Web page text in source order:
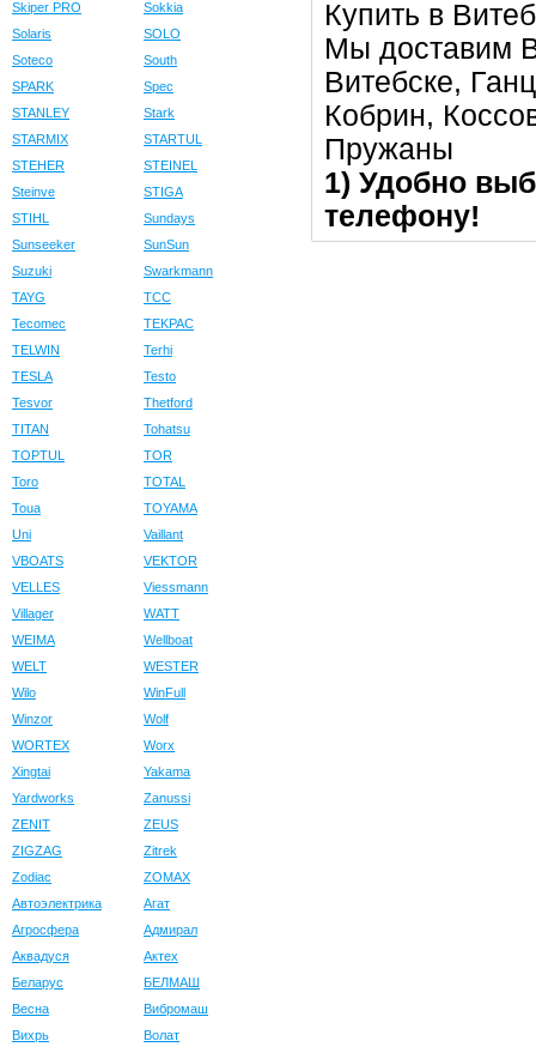
Skiper PRO
Sokkia
Solaris
SOLO
Soteco
South
SPARK
Spec
STANLEY
Stark
STARMIX
STARTUL
STEHER
STEINEL
Steinve
STIGA
STIHL
Sundays
Sunseeker
SunSun
Suzuki
Swarkmann
TAYG
TCC
Tecomec
TEKPAC
TELWIN
Terhi
TESLA
Testo
Tesvor
Thetford
TITAN
Tohatsu
TOPTUL
TOR
Toro
TOTAL
Toua
TOYAMA
Uni
Vaillant
VBOATS
VEKTOR
VELLES
Viessmann
Villager
WATT
WEIMA
Wellboat
WELT
WESTER
Wilo
WinFull
Winzor
Wolf
WORTEX
Worx
Xingtai
Yakama
Yardworks
Zanussi
ZENIT
ZEUS
ZIGZAG
Zitrek
Zodiac
ZOMAX
Автоэлектрика
Агат
Агросфера
Адмирал
Аквадуся
Актех
Беларус
БЕЛМАШ
Весна
Вибромаш
Вихрь
Волат
Купить в
Мы доставим
Витебске,
Кобрин,
Пружаны
1) Удобно
телефону!